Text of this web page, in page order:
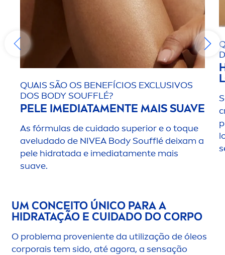
QUAIS SÃO OS BENEFÍCIOS EXCLUSIVOS
DOS BODY SOUFFLÉ?
PELE IMEDIATAMENTE MAIS SUAVE
As fórmulas de cuidado superior e o toque
aveludado de NIVEA Body Soufflé deixam a
pele hidratada e imediatamente mais
suave.
UM CONCEITO ÚNICO PARA A
HIDRATAÇÃO E CUIDADO DO CORPO
O problema proveniente da utilização de óleos
corporais tem sido, até agora, a sensação